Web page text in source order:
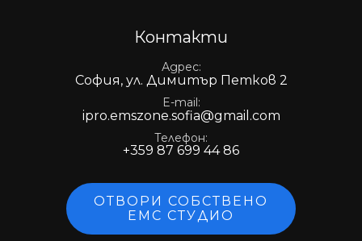
ОТВОРИ СОБСТВЕНО
ЕМС СТУДИО
Контакти
Адрес
София, ул. Димитър Петков 2
E-mail
ipro.emszone.sofia@gmail.com
Телефон
+359 87 699 44 86